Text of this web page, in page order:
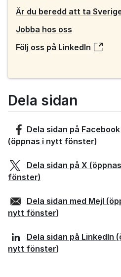
Är du beredd att ta
Jobba hos oss
Följ oss på LinkedIn
Dela sidan
Dela sidan på Facebook
(öppnas i nytt fönster)
Dela sidan på X
fönster)
Dela sidan med Mejl
nytt fönster)
Dela sidan på LinkedIn
nytt fönster)